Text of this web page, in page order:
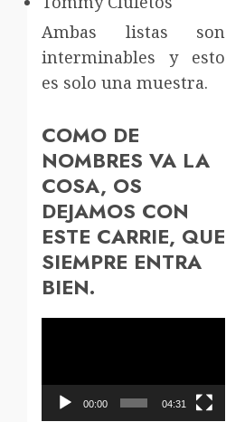
Ambas listas son
interminables y esto
es solo una muestra.
COMO DE
NOMBRES VA LA
COSA, OS
DEJAMOS CON
ESTE CARRIE, QUE
SIEMPRE ENTRA
BIEN.
vídeo
00:00 04:31